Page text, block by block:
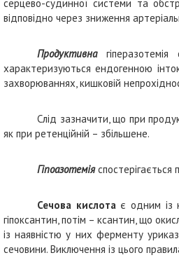
серцево-судинної системи та
відповідно через зниження
Продуктивна
характеризуються ендогенною
захворюваннях, кишковій
Слід зазначити, що при
як при ретенційній – збільшене.
Гіпоазотеміяспостерігається
Сечова кислотає одним із
гіпоксантин, потім – ксантин, що
із наявністю у них ферменту
сечовини. Виключення із цього